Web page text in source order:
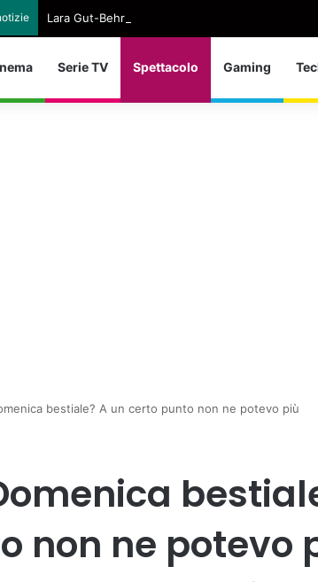
Lara Gut-Behrami si ritira: So che è arrivato il
Serie TV Spettacolo Gaming
bestiale? A un certo punto non ne potevo più
non ne potevo